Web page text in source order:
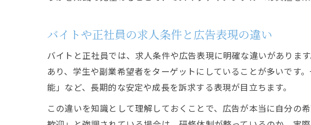
バイトと正社
求人方法の種類ご
求人方法の種
求人方法ア
バイトや正社員の求人条件と広告表現の違い
バイトと正社員では、求人条件や広告表現に明確な違いがありま
あり、学生や副業希望者をターゲットにしていることが多いです
能」など、長期的な安定や成長を訴求する表現が目立ちます。
この違いを知識として理解しておくことで、広告が本当に自分の